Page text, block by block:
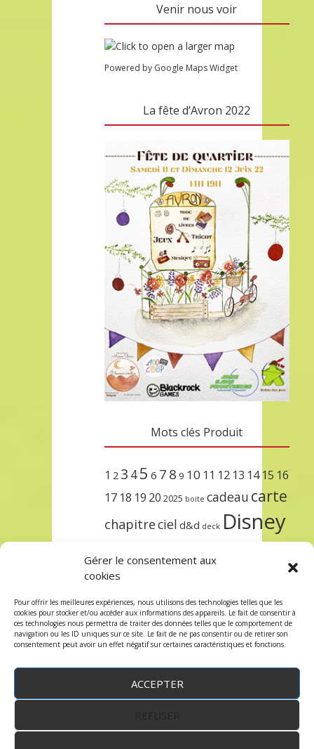
Gérer le consentement aux
cookies
Pour offrir les meilleures expériences, nous utilisons des technologies telles que les
cookies pour stocker et/ou accéder aux informations des appareils. Le fait de consentir à
ces technologies nous permettra de traiter des données telles que le comportement de
navigation ou les ID uniques sur ce site. Le fait de ne pas consentir ou de retirer son
consentement peut avoir un effet négatif sur certaines caractéristiques et fonctions.
ACCEPTER
Venir nous voir
Powered by Google Maps Widget
La fête d’Avron 2022
Mots clés Produit
1 2 3 45 6 7 8 9 10 11 12 13 14 15 16
17 18 19 20 2025 boite cadeau carte
chapitreciel d&d deck Disney
lorcana
protègeprécommandesetsleeve
terre trois unlockursula étincelant
Copyright © 2023 robindesjeux.com -Mentions